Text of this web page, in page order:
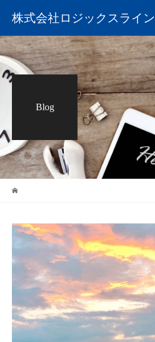
株式会社ロジックスライン
Blog